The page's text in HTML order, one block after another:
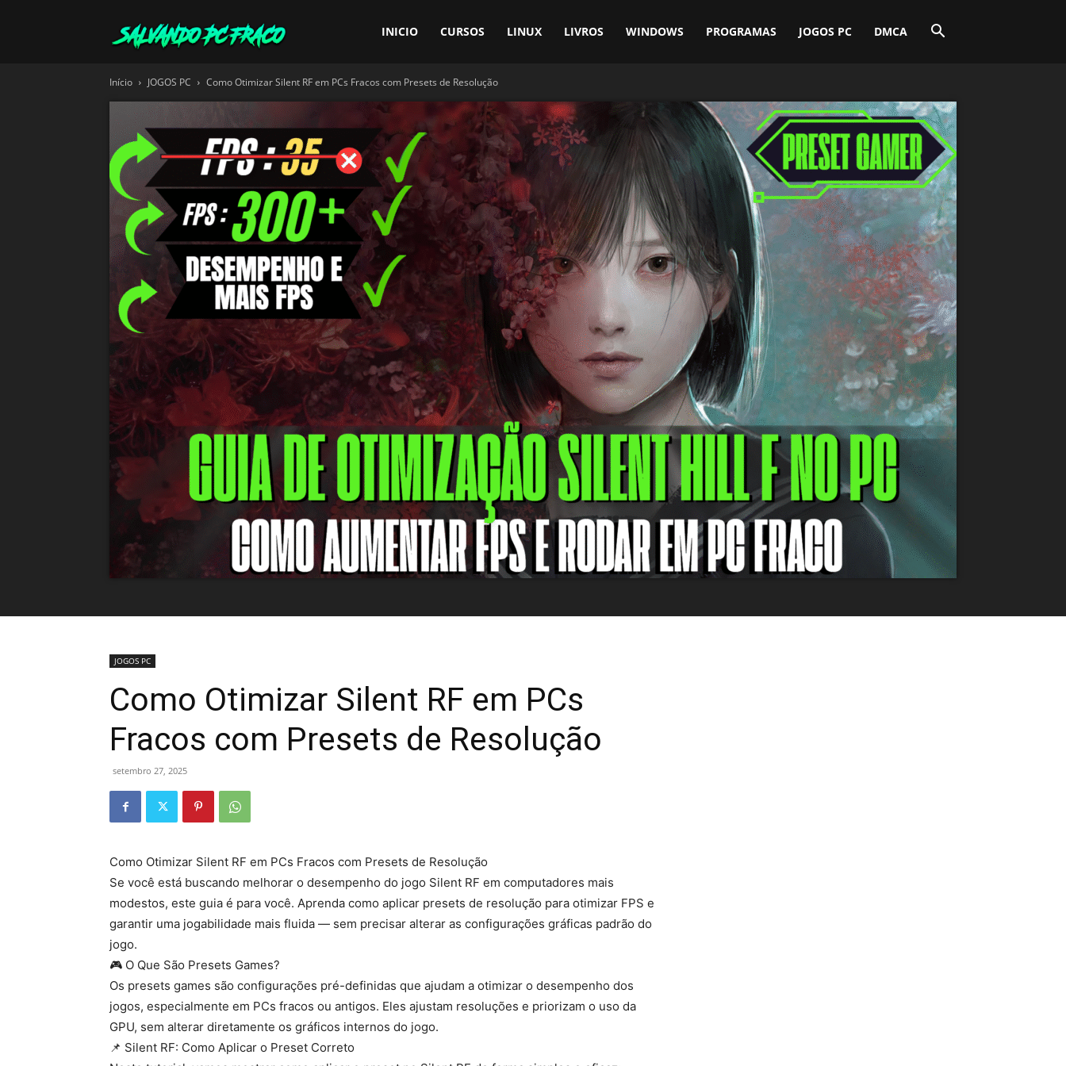
Fraco
INICIO CURSOS LINUX LIVROS WINDOWS PROGRAMAS JOGOS PC DMCA
Início JOGOS PC Como Otimizar Silent RF em PCs Fracos com Presets de Resolução
JOGOS PC
Como Otimizar Silent RF em PCs
Fracos com Presets de Resolução
setembro 27, 2025
Como Otimizar Silent RF em PCs Fracos com Presets de Resolução
Se você está buscando melhorar o desempenho do jogo Silent RF em computadores mais
modestos, este guia é para você. Aprenda como aplicar presets de resolução para otimizar FPS e
garantir uma jogabilidade mais fluida — sem precisar alterar as configurações gráficas padrão do
jogo.
🎮 O Que São Presets Games?
Os presets games são configurações pré-definidas que ajudam a otimizar o desempenho dos
jogos, especialmente em PCs fracos ou antigos. Eles ajustam resoluções e priorizam o uso da
GPU, sem alterar diretamente os gráficos internos do jogo.
📌 Silent RF: Como Aplicar o Preset Correto